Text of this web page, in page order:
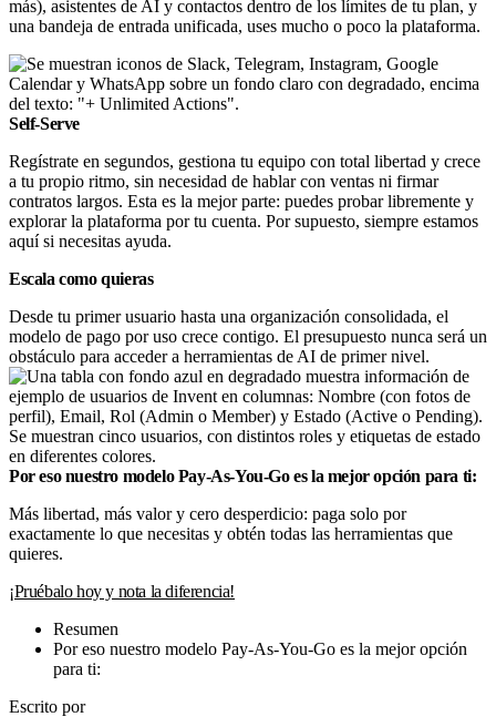
más), asistentes de AI y contactos dentro de los límites de tu plan, y
una bandeja de entrada unificada, uses mucho o poco la plataforma.
Self-Serve
Regístrate en segundos, gestiona tu equipo con total libertad y crece
a tu propio ritmo, sin necesidad de hablar con ventas ni firmar
contratos largos. Esta es la mejor parte: puedes probar libremente y
explorar la plataforma por tu cuenta. Por supuesto, siempre estamos
aquí si necesitas ayuda.
Escala como quieras
Desde tu primer usuario hasta una organización consolidada, el
modelo de pago por uso crece contigo. El presupuesto nunca será un
obstáculo para acceder a herramientas de AI de primer nivel.
Por eso nuestro modelo Pay-As-You-Go es la mejor opción para ti:
Más libertad, más valor y cero desperdicio: paga solo por
exactamente lo que necesitas y obtén todas las herramientas que
quieres.
¡Pruébalo hoy y nota la diferencia!
Resumen
Por eso nuestro modelo Pay-As-You-Go es la mejor opción
para ti:
Escrito por